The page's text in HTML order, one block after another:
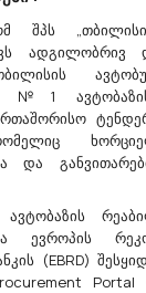
Ცენტრი
გეგმის მომზადება,
სავარაუდო
ვადებისა და
სახელმწიფო
იურიდიულ პირს...
შპს
ადგილობრივ
№1 ავტობაზის
და
ევროპის
(EBRD)
Portal